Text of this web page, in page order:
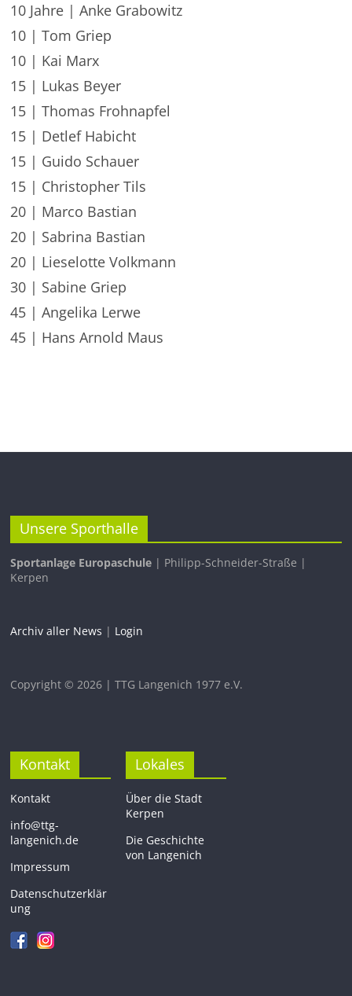
10 Jahre | Anke Grabowitz
10 | Tom Griep
10 | Kai Marx
15 | Lukas Beyer
15 | Thomas Frohnapfel
15 | Detlef Habicht
15 | Guido Schauer
15 | Christopher Tils
20 | Marco Bastian
20 | Sabrina Bastian
20 | Lieselotte Volkmann
30 | Sabine Griep
45 | Angelika Lerwe
45 | Hans Arnold Maus
Unsere Sporthalle
Sportanlage Europaschule | Philipp-Schneider-Straße |
Kerpen
Archiv aller News | Login
Copyright © 2026 | TTG Langenich 1977 e.V.
Kontakt
Kontakt
info@ttg-
langenich.de
Impressum
Datenschutzerklär
ung
Lokales
Über die Stadt
Kerpen
Die Geschichte
von Langenich